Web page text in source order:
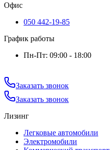
Офис
050 442-19-85
График работы
Пн-Пт: 09:00 - 18:00
Заказать звонок
Заказать звонок
Лизинг
Легковые автомобили
Электромобили